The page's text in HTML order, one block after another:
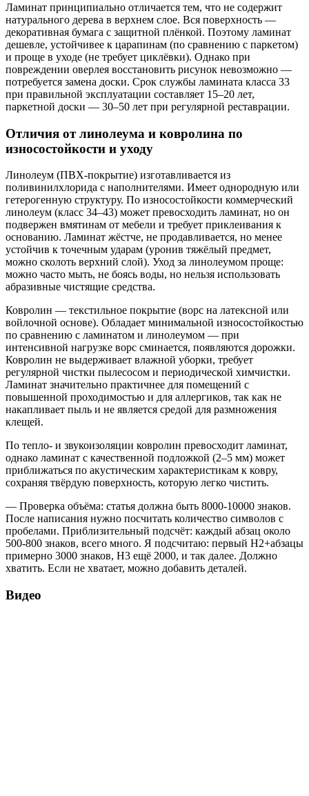
Ламинат принципиально отличается тем, что не содержит
натурального дерева в верхнем слое. Вся поверхность —
декоративная бумага с защитной плёнкой. Поэтому ламинат
дешевле, устойчивее к царапинам (по сравнению с паркетом)
и проще в уходе (не требует циклёвки). Однако при
повреждении оверлея восстановить рисунок невозможно —
потребуется замена доски. Срок службы ламината класса 33
при правильной эксплуатации составляет 15–20 лет,
паркетной доски — 30–50 лет при регулярной реставрации.
Отличия от линолеума и ковролина по
износостойкости и уходу
Линолеум (ПВХ-покрытие) изготавливается из
поливинилхлорида с наполнителями. Имеет однородную или
гетерогенную структуру. По износостойкости коммерческий
линолеум (класс 34–43) может превосходить ламинат, но он
подвержен вмятинам от мебели и требует приклеивания к
основанию. Ламинат жёстче, не продавливается, но менее
устойчив к точечным ударам (уронив тяжёлый предмет,
можно сколоть верхний слой). Уход за линолеумом проще:
можно часто мыть, не боясь воды, но нельзя использовать
абразивные чистящие средства.
Ковролин — текстильное покрытие (ворс на латексной или
войлочной основе). Обладает минимальной износостойкостью
по сравнению с ламинатом и линолеумом — при
интенсивной нагрузке ворс сминается, появляются дорожки.
Ковролин не выдерживает влажной уборки, требует
регулярной чистки пылесосом и периодической химчистки.
Ламинат значительно практичнее для помещений с
повышенной проходимостью и для аллергиков, так как не
накапливает пыль и не является средой для размножения
клещей.
По тепло- и звукоизоляции ковролин превосходит ламинат,
однако ламинат с качественной подложкой (2–5 мм) может
приближаться по акустическим характеристикам к ковру,
сохраняя твёрдую поверхность, которую легко чистить.
— Проверка объёма: статья должна быть 8000-10000 знаков.
После написания нужно посчитать количество символов с
пробелами. Приблизительный подсчёт: каждый абзац около
500-800 знаков, всего много. Я подсчитаю: первый H2+абзацы
примерно 3000 знаков, H3 ещё 2000, и так далее. Должно
хватить. Если не хватает, можно добавить деталей.
Видео